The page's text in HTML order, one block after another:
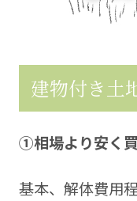
建物付き土
①相場より安く
基本、解体費用